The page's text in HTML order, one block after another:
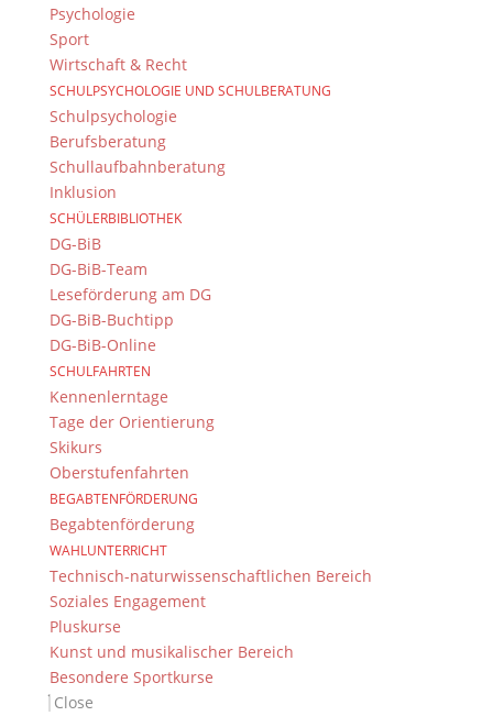
Psychologie
Sport
Wirtschaft & Recht
SCHULPSYCHOLOGIE UND SCHULBERATUNG
Schulpsychologie
Berufsberatung
Schullaufbahnberatung
Inklusion
SCHÜLERBIBLIOTHEK
DG-BiB
DG-BiB-Team
Leseförderung am DG
DG-BiB-Buchtipp
DG-BiB-Online
SCHULFAHRTEN
Kennenlerntage
Tage der Orientierung
Skikurs
Oberstufenfahrten
BEGABTENFÖRDERUNG
Begabtenförderung
WAHLUNTERRICHT
Technisch-naturwissenschaftlichen Bereich
Soziales Engagement
Pluskurse
Kunst und musikalischer Bereich
Besondere Sportkurse
Close
© 2015-2017 Dientzenhofer-Gymnasium Bamberg -
Von Hand erstellt. Mit viel